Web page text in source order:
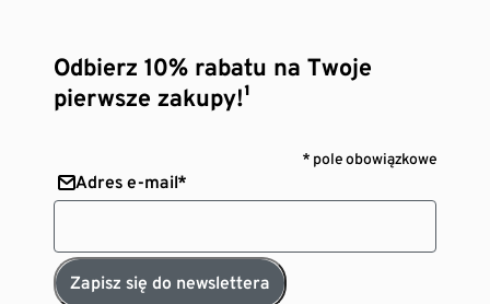
Odbierz 10% rabatu na Twoje
pierwsze zakupy!¹
* pole obowiązkowe
Adres e-mail*
Zapisz się do newslettera